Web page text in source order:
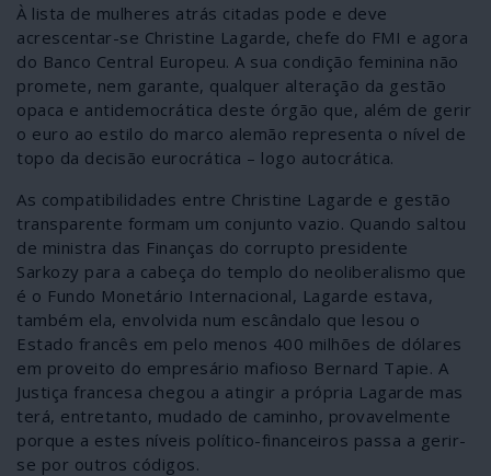
À lista de mulheres atrás citadas pode e deve
acrescentar-se Christine Lagarde, chefe do FMI e agora
do Banco Central Europeu. A sua condição feminina não
promete, nem garante, qualquer alteração da gestão
opaca e antidemocrática deste órgão que, além de gerir
o euro ao estilo do marco alemão representa o nível de
topo da decisão eurocrática – logo autocrática.
As compatibilidades entre Christine Lagarde e gestão
transparente formam um conjunto vazio. Quando saltou
de ministra das Finanças do corrupto presidente
Sarkozy para a cabeça do templo do neoliberalismo que
é o Fundo Monetário Internacional, Lagarde estava,
também ela, envolvida num escândalo que lesou o
Estado francês em pelo menos 400 milhões de dólares
em proveito do empresário mafioso Bernard Tapie. A
Justiça francesa chegou a atingir a própria Lagarde mas
terá, entretanto, mudado de caminho, provavelmente
porque a estes níveis político-financeiros passa a gerir-
se por outros códigos.